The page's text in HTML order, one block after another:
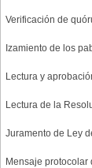
Verificación de
Izamiento de los
Lectura y
Lectura de la
Juramento de Ley
Mensaje